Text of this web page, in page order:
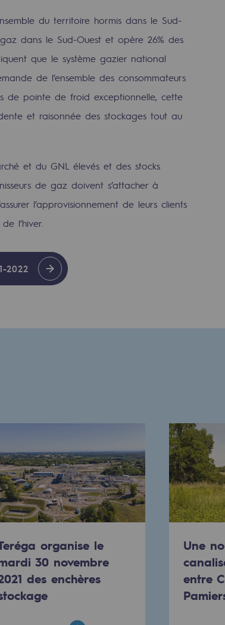
bas carbone
du territoire hormis dans le Sud-
dans le Sud-Ouest et opère 26% des
que le système gazier national
de l’ensemble des consommateurs
de pointe de froid exceptionnelle, cette
et raisonnée des stockages tout au
et du GNL élevés et des stocks
de gaz doivent s’attacher à
l’approvisionnement de leurs clients
l’hiver.
2022
organise le
30 novembre
des enchères
Une
entre